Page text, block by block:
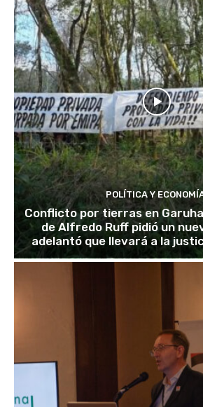
POLÍTICA Y
Conflicto por tierras en
de Alfredo Ruff pidió un
adelantó que llevará a la